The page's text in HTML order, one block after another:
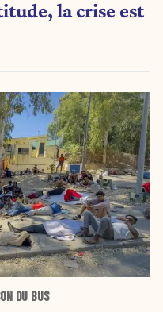
la crise est
DU BUS